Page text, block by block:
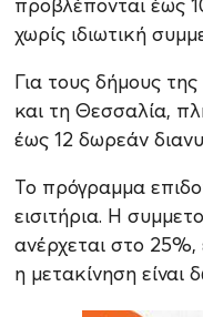
προβλέπονται έως
χωρίς ιδιωτική
Για τους δήμους
και τη Θεσσαλία,
έως 12 δωρεάν
Το πρόγραμμα
εισιτήρια. Η
ανέρχεται στο
η μετακίνηση είναι